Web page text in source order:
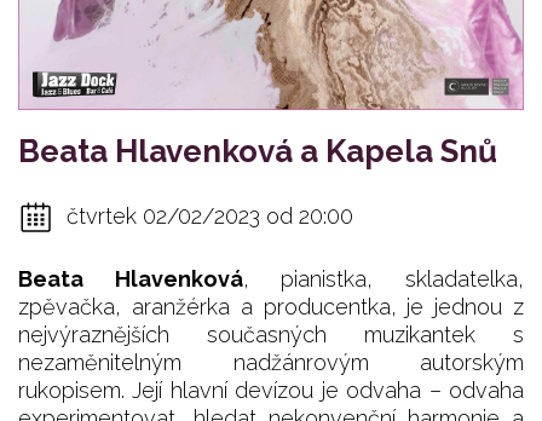
Beata Hlavenková a Kapela Snů
čtvrtek 02/02/2023 od 20:00
Beata Hlavenková, pianistka, skladatelka,
zpěvačka, aranžérka a producentka, je jednou z
nejvýraznějších současných muzikantek s
nezaměnitelným nadžánrovým autorským
rukopisem. Její hlavní devízou je odvaha – odvaha